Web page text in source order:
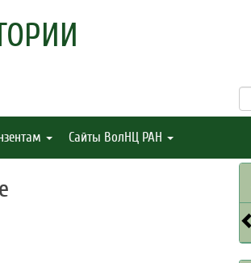
Сайты ВолНЦ РАН